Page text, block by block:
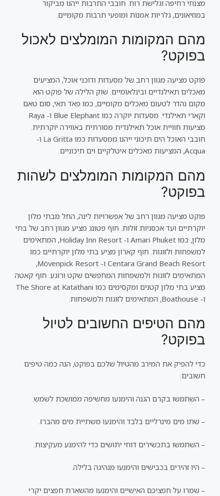
מצנחי רחיפה וגלישת רוח. חובבי התרבות ייהנו מביקור
במוזיאונים, גלריות אמנות ומופעי תרבות מקומיים.
מהם המקומות המומלצים לאכול
בפוקט?
פוקט מציעה מגוון רחב של מסעדות ודוכני אוכל, המציעים
מאכלים תאילנדיים ובינלאומיים. שוק הלילה של פוקט הוא
מקום נהדר לטעום מאכלים מקומיים, כמו פאד תאי, סום טאם
וקארי תאילנדי. מסעדות יוקרה כמו Blue Elephant ו- Raya
מציעות חוויית אוכל תאילנדית מסורתית באווירה יוקרתית.
חובבי האוכל הים תיכוני ייהנו ממסעדות כמו La Gritta ו-
Acqua, המציעות מאכלים איטלקיים וים תיכוניים.
מהם המקומות המומלצים לשהות
בפוקט?
פוקט מציעה מגוון רחב של אפשרויות לינה, החל מבתי מלון
יוקרתיים ועד אכסניות זולות. חוף פטונג מציע מגוון רחב של בתי
מלון, כמו Amari Phuket ו- Holiday Inn Resort, המתאימים
למשפחות ולזוגות. חוף קארון מציע בתי מלון יוקרתיים כמו
Centara Grand Beach Resort ו- Mövenpick Resort,
המתאימים לזוגות ולמשפחות המחפשים שקט ורוגע. חוף קאטה
מציע בתי מלון קטנים ומקסימים כמו The Shore at Katathani
ו- Boathouse, המתאימים לזוגות ולמשפחות.
מהם הטיפים החשובים לטיול
בפוקט?
כדי להפיק את המירב מהטיול שלכם בפוקט, הנה כמה טיפים
חשובים:
– השתמשו בקרם הגנה והימנעו מחשיפה ממושכת לשמש.
– שתו מים מינרליים בלבד והימנעו משתיית מים מהברז.
– השתמשו בתכשירים דוחי יתושים כדי להימנע מעקיצות.
– היו זהירים בכבישים והימנעו מנהיגה בלילה.
– שמרו על חפציכם האישיים והימנעו מהשארת חפצים יקרי